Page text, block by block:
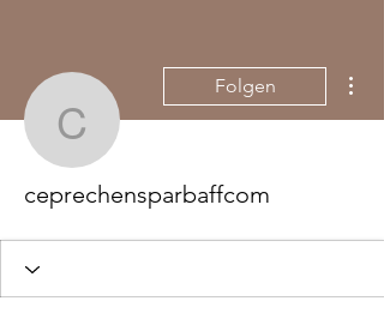
Folgen
ceprechensparbaffcom